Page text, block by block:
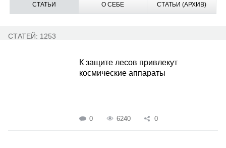
СТАТЬИ О СЕБЕ СТАТЬИ (АРХИВ)
СТАТЕЙ: 1253
К защите лесов привлекут
космические аппараты
0 6240 0